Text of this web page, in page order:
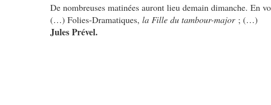
De nombreuses matinées auront lieu demain dimanche. En
(…) Folies-Dramatiques, la Fille du tambour-major; (…)
Jules Prével.